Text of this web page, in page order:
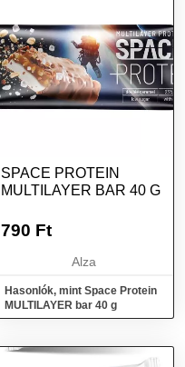
SPACE PROTEIN
MULTILAYER BAR 40 G
790 Ft
Alza
Hasonlók, mint Space Protein
MULTILAYER bar 40 g